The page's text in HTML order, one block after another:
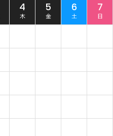
見
る
4
木
5
金
6
土
7
日